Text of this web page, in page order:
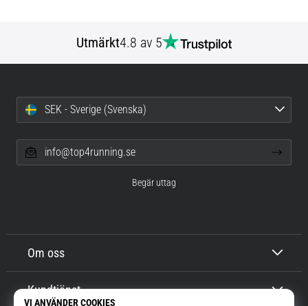
Utmärkt4.8 av 5
Om oss
Kundtjänst
SEK - Sverige (Svenska)
info@top4running.se
Begär uttag